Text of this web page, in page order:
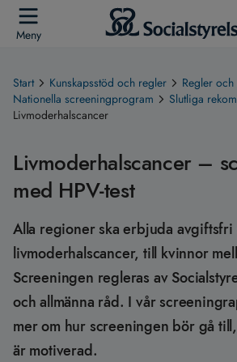
Meny
Start Kunskapsstöd och regler
Regler
Nationella screeningprogram
Slutliga
Livmoderhalscancer
Livmoderhalscancer –
med HPV-test
Alla regioner ska erbjuda
livmoderhalscancer, till kvinnor
Screeningen regleras av
och allmänna råd. I vår
mer om hur screeningen bör gå
är motiverad.